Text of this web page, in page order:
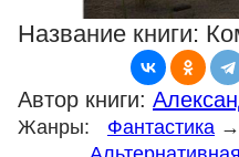
Название книги:
Автор книги:
Жанры: Фантастика →